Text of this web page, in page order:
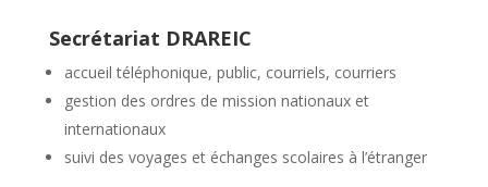
Secrétariat DRAREIC
accueil téléphonique, public, courriels, courriers
gestion des ordres de mission nationaux et
internationaux
suivi des voyages et échanges scolaires à l’étranger